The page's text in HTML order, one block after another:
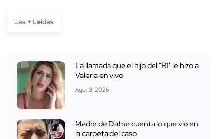
Las + Leídas
La llamada que el hijo del "R1" le hizo a
Valeria en vivo
Ago. 3, 2026
Madre de Dafne cuenta lo que vio en
la carpeta del caso